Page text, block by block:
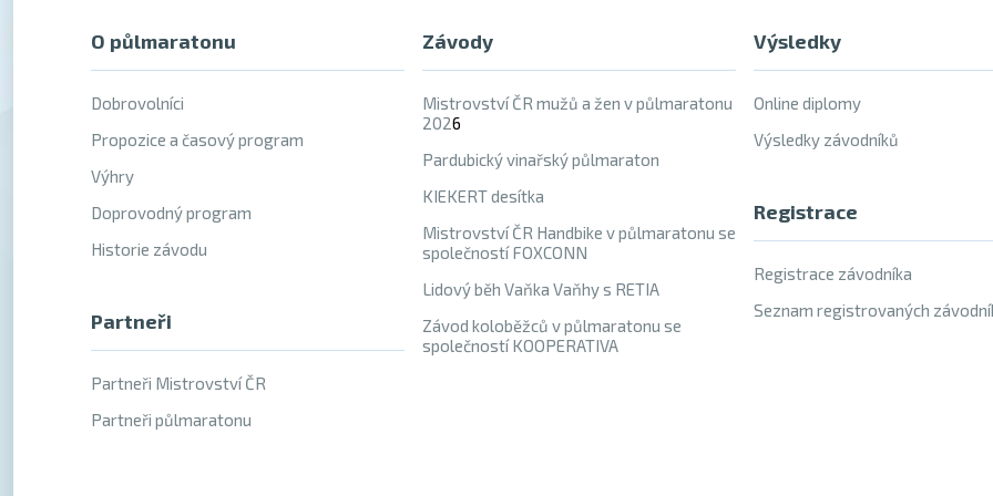
O půlmaratonu
Dobrovolníci
Propozice a časový program
Výhry
Doprovodný program
Historie závodu
Partneři
Partneři Mistrovství ČR
Partneři půlmaratonu
Závody
Mistrovství ČR mužů a žen v půlmaratonu
2026
Pardubický vinařský půlmaraton
KIEKERT desítka
Mistrovství ČR Handbike v půlmaratonu se
společností FOXCONN
Lidový běh Vaňka Vaňhy s RETIA
Závod koloběžců v půlmaratonu se
společností KOOPERATIVA
Výsledky
Online diplomy
Výsledky závodníků
Registrace
Registrace závodníka
Seznam registrovaných